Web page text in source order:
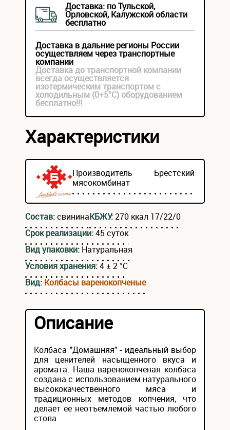
Доставка: по Тульской,
Орловской, Калужской области
бесплатно
Доставка в дальние регионы России
осуществляем через транспортные
компании
Доставка до транспортной компании
всегда осуществляется
изотермическим транспортом с
холодильным (0+5°С) оборудованием
бесплатно!!!
Характеристики
Производитель Брестский
мясокомбинат
Состав:свининаКБЖУ:270 ккал 17/22/0
Срок реализации:45 суток
Вид упаковки: Натуральная
Условия хранения:4 ± 2 °С
Вид: Колбасы варенокопченые
Описание
Колбаса "Домашняя" - идеальный выбор
для ценителей насыщенного вкуса и
аромата. Наша варенокопченая колбаса
создана с использованием натурального
высококачественного мяса и
традиционных методов копчения, что
делает ее неотъемлемой частью любого
стола.